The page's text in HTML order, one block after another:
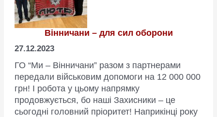
Вінничани – для сил оборони
27.12.2023
ГО “Ми – Вінничани” разом з партнерами
передали військовим допомоги на 12 000 000
грн! І робота у цьому напрямку
продовжується, бо наші Захисники – це
сьогодні головний пріоритет! Наприкінці року